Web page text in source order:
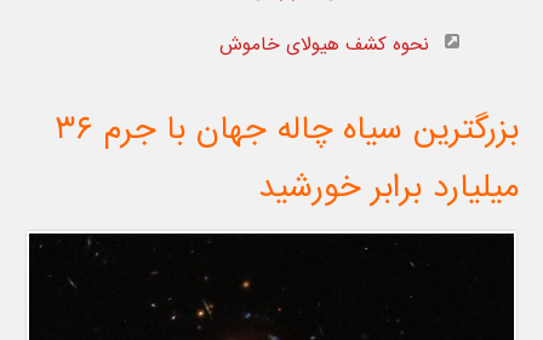
نحوه کشف هیولای خاموش
بزرگترین سیاه چاله جهان با جرم ۳۶
میلیارد برابر خورشید